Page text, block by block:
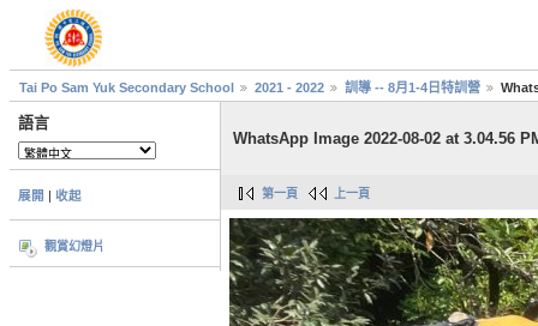
Tai Po Sam Yuk Secondary School 2021 - 2022 訓導 -- 8月1-4日特訓營
語言
展開 | 收起
觀賞幻燈片
WhatsApp Image 2022-08-02 at 3.04.56
第一頁 上一頁